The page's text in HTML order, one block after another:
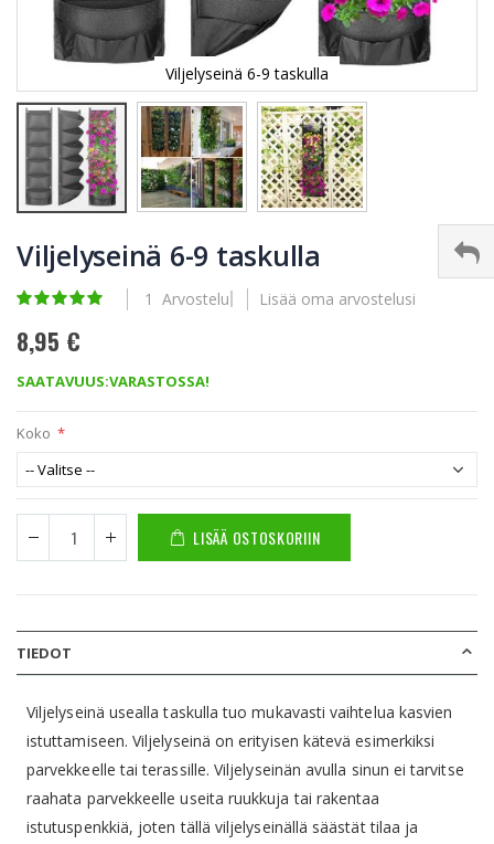
Viljelyseinä 6-9 taskulla
to
the
of
images
gallery
Viljelyseinä 6-9 taskulla
Rating: 1 Arvostelu Lisää oma arvostelusi
8,95 €
SAATAVUUS:VARASTOSSA!
Koko
LISÄÄ OSTOSKORIIN
TIEDOT
Viljelyseinä usealla taskulla tuo mukavasti vaihtelua kasvien
istuttamiseen. Viljelyseinä on erityisen kätevä esimerkiksi
parvekkeelle tai terassille. Viljelyseinän avulla sinun ei tarvitse
raahata parvekkeelle useita ruukkuja tai rakentaa
istutuspenkkiä, joten tällä viljelyseinällä säästät tilaa ja